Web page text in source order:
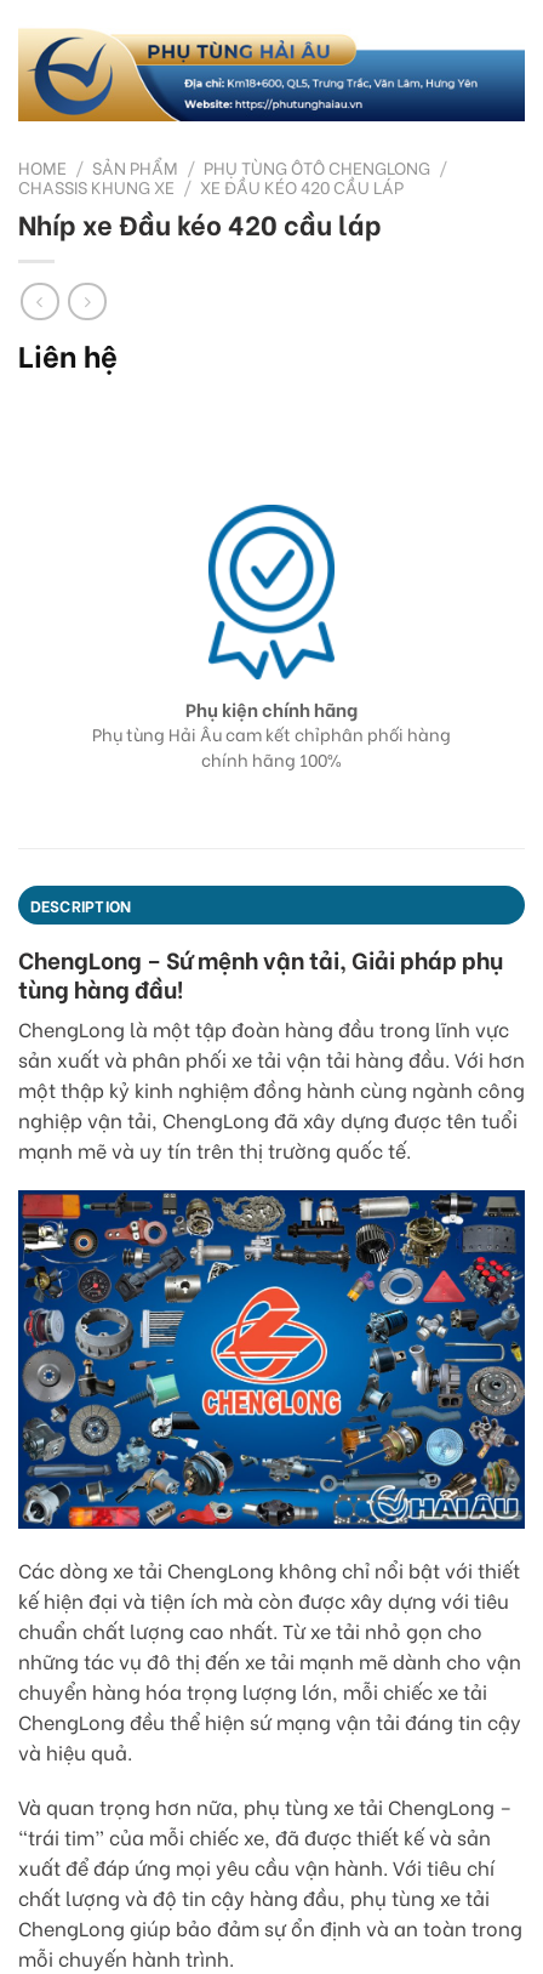
HOME / SẢN PHẨM / PHỤ TÙNG ÔTÔ CHENGLONG /
CHASSIS KHUNG XE / XE ĐẦU KÉO 420 CẦU LÁP
Nhíp xe Đầu kéo 420 cầu láp
Liên hệ
Tư vấn - Hỗ trợ 24/7
Đội ngủ nhân viên tư vấn sẵn sàng hỗ trợ
24/7
DESCRIPTION
ChengLong – Sứ mệnh vận tải, Giải pháp phụ
tùng hàng đầu!
ChengLong là một tập đoàn hàng đầu trong lĩnh vực
sản xuất và phân phối xe tải vận tải hàng đầu. Với hơn
một thập kỷ kinh nghiệm đồng hành cùng ngành công
nghiệp vận tải, ChengLong đã xây dựng được tên tuổi
mạnh mẽ và uy tín trên thị trường quốc tế.
Các dòng xe tải ChengLong không chỉ nổi bật với thiết
kế hiện đại và tiện ích mà còn được xây dựng với tiêu
chuẩn chất lượng cao nhất. Từ xe tải nhỏ gọn cho
những tác vụ đô thị đến xe tải mạnh mẽ dành cho vận
chuyển hàng hóa trọng lượng lớn, mỗi chiếc xe tải
ChengLong đều thể hiện sứ mạng vận tải đáng tin cậy
và hiệu quả.
Và quan trọng hơn nữa, phụ tùng xe tải ChengLong –
“trái tim” của mỗi chiếc xe, đã được thiết kế và sản
xuất để đáp ứng mọi yêu cầu vận hành. Với tiêu chí
chất lượng và độ tin cậy hàng đầu, phụ tùng xe tải
ChengLong giúp bảo đảm sự ổn định và an toàn trong
mỗi chuyến hành trình.